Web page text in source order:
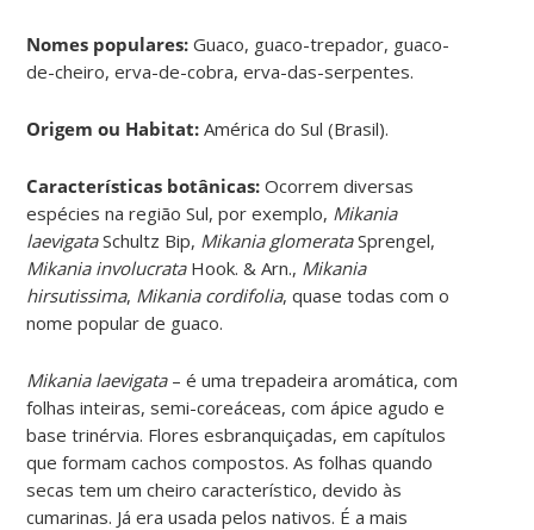
Nomes populares:Guaco, guaco-trepador, guaco-
de-cheiro, erva-de-cobra, erva-das-serpentes.
Origem ou Habitat: América do Sul (Brasil).
Características botânicas:Ocorrem diversas
espécies na região Sul, por exemplo, Mikania
laevigataSchultz Bip, Mikania glomerataSprengel,
Mikania involucrataHook. & Arn., Mikania
hirsutissima, Mikania cordifolia, quase todas com o
nome popular de guaco.
Mikania laevigata– é uma trepadeira aromática, com
folhas inteiras, semi-coreáceas, com ápice agudo e
base trinérvia. Flores esbranquiçadas, em capítulos
que formam cachos compostos. As folhas quando
secas tem um cheiro característico, devido às
cumarinas. Já era usada pelos nativos. É a mais